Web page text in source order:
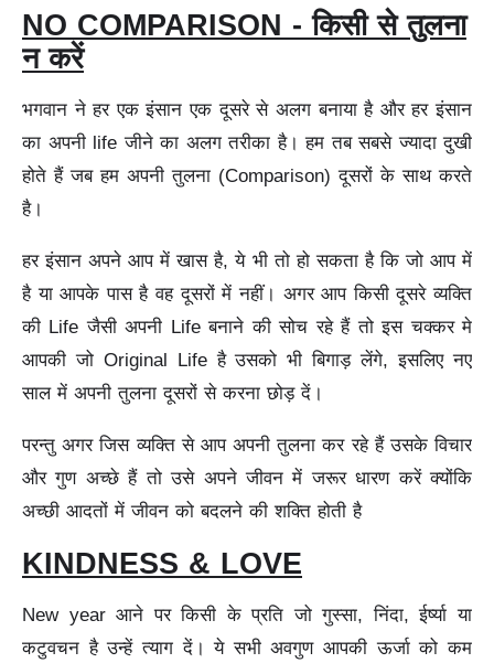
NO COMPARISON - किसी से तुलना
न करें
भगवान ने हर एक इंसान एक दूसरे से अलग बनाया है और हर इंसान
का अपनी life जीने का अलग तरीका है। हम तब सबसे ज्यादा दुखी
होते हैं जब हम अपनी तुलना (Comparison) दूसरों के साथ करते
है।
हर इंसान अपने आप में खास है, ये भी तो हो सकता है कि जो आप में
है या आपके पास है वह दूसरों में नहीं। अगर आप किसी दूसरे व्यक्ति
की Life जैसी अपनी Life बनाने की सोच रहे हैं तो इस चक्कर मे
आपकी जो Original Life है उसको भी बिगाड़ लेंगे, इसलिए नए
साल में अपनी तुलना दूसरों से करना छोड़ दें।
परन्तु अगर जिस व्यक्ति से आप अपनी तुलना कर रहे हैं उसके विचार
और गुण अच्छे हैं तो उसे अपने जीवन में जरूर धारण करें क्योंकि
अच्छी आदतों में जीवन को बदलने की शक्ति होती है
KINDNESS & LOVE
New year आने पर किसी के प्रति जो गुस्सा, निंदा, ईर्ष्या या
कटुवचन है उन्हें त्याग दें। ये सभी अवगुण आपकी ऊर्जा को कम